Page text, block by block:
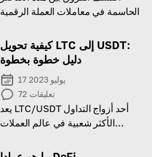
الحاسمة في معاملات العملة الرقمية
كيفية تحويل LTC إلى USDT:
دليل خطوة بخطوة
17 يوليو 2023
72 تعليقات
يعد LTC/USDT أحد أزواج التداول
الأكثر شعبية في عالم العملات